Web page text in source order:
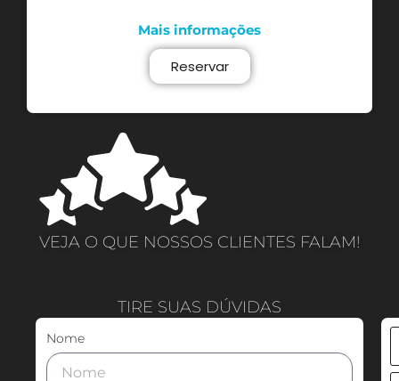
Mais informações
Reservar
VEJA O QUE NOSSOS CLIENTES FALAM!
TIRE SUAS DÚVIDAS
Nome